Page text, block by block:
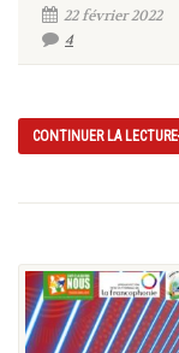
22 février 2022
4
CONTINUER LA LECTURE